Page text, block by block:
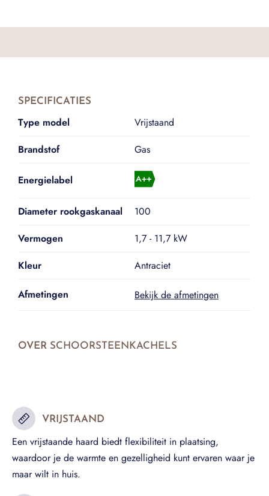
SPECIFICATIES
Type model
Vrijstaand
Brandstof
Gas
Energielabel
Diameter rookgaskanaal
100
Vermogen
1,7 - 11,7 kW
Kleur
Antraciet
Afmetingen Bekijk de afmetingen
OVER SCHOORSTEENKACHELS
VRIJSTAAND
Een vrijstaande haard biedt flexibiliteit in plaatsing,
waardoor je de warmte en gezelligheid kunt ervaren waar je
maar wilt in huis.